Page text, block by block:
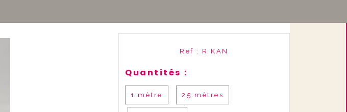
Ref : R KAN
Quantités :
1 mètre 25 mètres